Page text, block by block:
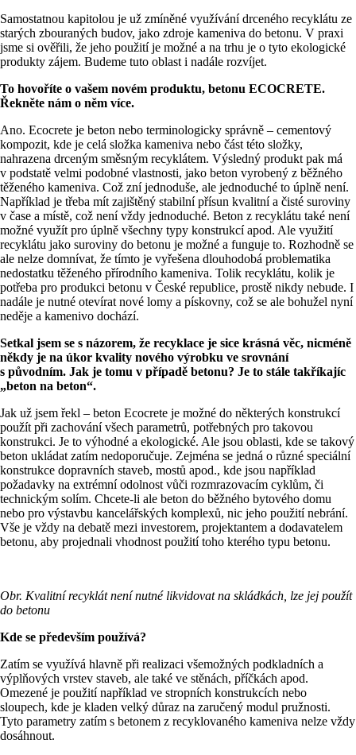
Samostatnou kapitolou je už zmíněné využívání drceného recyklátu ze
starých zbouraných budov, jako zdroje kameniva do betonu. V praxi
jsme si ověřili, že jeho použití je možné a na trhu je o tyto ekologické
produkty zájem. Budeme tuto oblast i nadále rozvíjet.
To hovoříte o vašem novém produktu, betonu ECOCRETE.
Řekněte nám o něm více.
Ano. Ecocrete je beton nebo terminologicky správně – cementový
kompozit, kde je celá složka kameniva nebo část této složky,
nahrazena drceným směsným recyklátem. Výsledný produkt pak má
v podstatě velmi podobné vlastnosti, jako beton vyrobený z běžného
těženého kameniva. Což zní jednoduše, ale jednoduché to úplně není.
Například je třeba mít zajištěný stabilní přísun kvalitní a čisté suroviny
v čase a místě, což není vždy jednoduché. Beton z recyklátu také není
možné využít pro úplně všechny typy konstrukcí apod. Ale využití
recyklátu jako suroviny do betonu je možné a funguje to. Rozhodně se
ale nelze domnívat, že tímto je vyřešena dlouhodobá problematika
nedostatku těženého přírodního kameniva. Tolik recyklátu, kolik je
potřeba pro produkci betonu v České republice, prostě nikdy nebude. I
nadále je nutné otevírat nové lomy a pískovny, což se ale bohužel nyní
neděje a kamenivo dochází.
Setkal jsem se s názorem, že recyklace je sice krásná věc, nicméně
někdy je na úkor kvality nového výrobku ve srovnání
s původním. Jak je tomu v případě betonu? Je to stále takříkajíc
„beton na beton“.
Jak už jsem řekl – beton Ecocrete je možné do některých konstrukcí
použít při zachování všech parametrů, potřebných pro takovou
konstrukci. Je to výhodné a ekologické. Ale jsou oblasti, kde se takový
beton ukládat zatím nedoporučuje. Zejména se jedná o různé speciální
konstrukce dopravních staveb, mostů apod., kde jsou například
požadavky na extrémní odolnost vůči rozmrazovacím cyklům, či
technickým solím. Chcete-li ale beton do běžného bytového domu
nebo pro výstavbu kancelářských komplexů, nic jeho použití nebrání.
Vše je vždy na debatě mezi investorem, projektantem a dodavatelem
betonu, aby projednali vhodnost použití toho kterého typu betonu.
Obr. Kvalitní recyklát není nutné likvidovat na skládkách, lze jej použít
do betonu
Kde se především používá?
Zatím se využívá hlavně při realizaci všemožných podkladních a
výplňových vrstev staveb, ale také ve stěnách, příčkách apod.
Omezené je použití například ve stropních konstrukcích nebo
sloupech, kde je kladen velký důraz na zaručený modul pružnosti.
Tyto parametry zatím s betonem z recyklovaného kameniva nelze vždy
dosáhnout.